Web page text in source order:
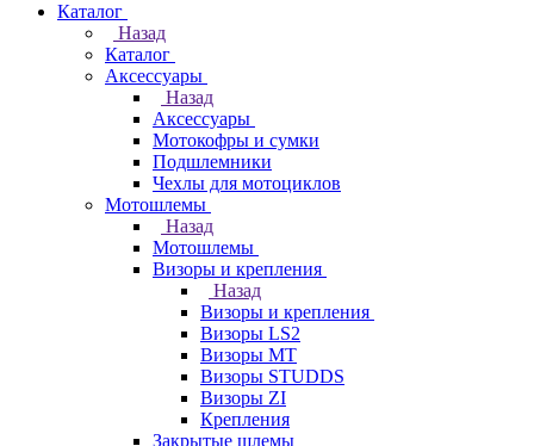
Каталог
Назад
Каталог
Аксессуары
Назад
Аксессуары
Мотокофры и сумки
Подшлемники
Чехлы для мотоциклов
Мотошлемы
Назад
Мотошлемы
Визоры и крепления
Назад
Визоры и крепления
Визоры LS2
Визоры MT
Визоры STUDDS
Визоры ZI
Крепления
Закрытые шлемы